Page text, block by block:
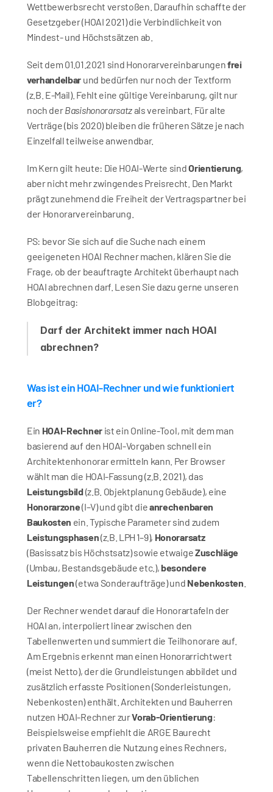
Wettbewerbsrecht verstoßen. Daraufhin schaffte der
Gesetzgeber (HOAI 2021) die Verbindlichkeit von
Mindest- und Höchstsätzen ab.
Seit dem 01.01.2021 sind Honorarvereinbarungen frei
verhandelbar und bedürfen nur noch der Textform
(z.B. E-Mail). Fehlt eine gültige Vereinbarung, gilt nur
noch der Basishonorarsatz als vereinbart. Für alte
Verträge (bis 2020) bleiben die früheren Sätze je nach
Einzelfall teilweise anwendbar.
Im Kern gilt heute: Die HOAI-Werte sind Orientierung,
aber nicht mehr zwingendes Preisrecht. Den Markt
prägt zunehmend die Freiheit der Vertragspartner bei
der Honorarvereinbarung.
PS: bevor Sie sich auf die Suche nach einem
geeigeneten HOAI Rechner machen, klären Sie die
Frage, ob der beauftragte Architekt überhaupt nach
HOAI abrechnen darf. Lesen Sie dazu gerne unseren
Blobgeitrag:
Darf der Architekt immer nach HOAI
abrechnen?
Was ist ein HOAI-Rechner und wie funktioniert
er?
Ein HOAI-Rechner ist ein Online-Tool, mit dem man
basierend auf den HOAI-Vorgaben schnell ein
Architektenhonorar ermitteln kann. Per Browser
Leistungsbild
Honorarzone (I–V) und gibt die anrechenbaren
Baukosten
Leistungsphasen (z.B. LPH 1–9), Honorarsatz
(Basissatz bis Höchstsatz) sowie etwaige Zuschläge
(Umbau, Bestandsgebäude etc.), besondere
Leistungen (etwa Sonderaufträge) und Nebenkosten
Der Rechner wendet darauf die Honorartafeln der
HOAI an, interpoliert linear zwischen den
Tabellenwerten und summiert die Teilhonorare auf.
Am Ergebnis erkennt man einen Honorarrichtwert
(meist Netto), der die Grundleistungen abbildet und
zusätzlich erfasste Positionen (Sonderleistungen,
Nebenkosten) enthält. Architekten und Bauherren
nutzen HOAI-Rechner zur Vorab-Orientierung:
Beispielsweise empfiehlt die ARGE Baurecht
privaten Bauherren die Nutzung eines Rechners,
wenn die Nettobaukosten zwischen
Tabellenschritten liegen, um den üblichen